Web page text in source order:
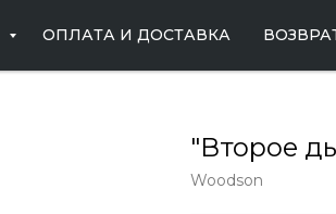
ОПЛАТА И ДОСТАВКА
"Второе
Woodson